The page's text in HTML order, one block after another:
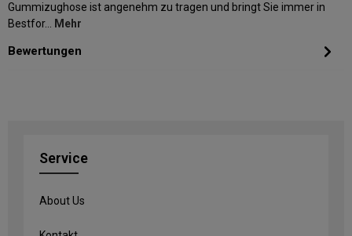
Gummizughose ist angenehm zu tragen und bringt Sie immer in
Bestfor… Mehr
Bewertungen
Service
About Us